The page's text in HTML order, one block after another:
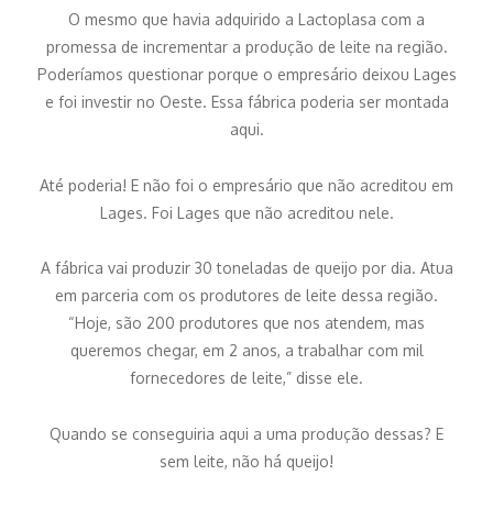
O mesmo que havia adquirido a Lactoplasa com a
promessa de incrementar a produção de leite na região.
Poderíamos questionar porque o empresário deixou Lages
e foi investir no Oeste. Essa fábrica poderia ser montada
aqui.
Até poderia! E não foi o empresário que não acreditou em
Lages. Foi Lages que não acreditou nele.
A fábrica vai produzir 30 toneladas de queijo por dia. Atua
em parceria com os produtores de leite dessa região.
“Hoje, são 200 produtores que nos atendem, mas
queremos chegar, em 2 anos, a trabalhar com mil
fornecedores de leite,” disse ele.
Quando se conseguiria aqui a uma produção dessas? E
sem leite, não há queijo!